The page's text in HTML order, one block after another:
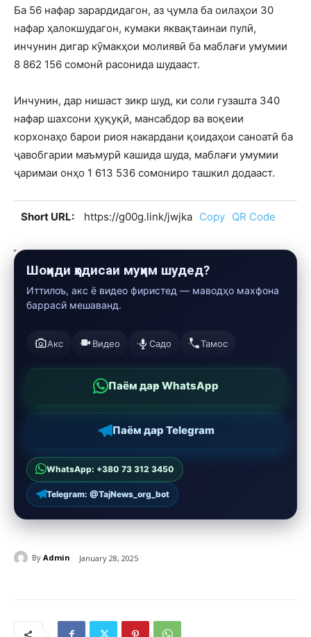
Ба 56 нафар зарардидагон, аз ҷумла ба оилаҳои 30
нафар ҳалокшудагон, кумаки яквақтаинаи пулӣ,
инчунин дигар кӯмакҳои молиявӣ ба маблағи умумии
8 862 156 сомонӣ расонида шудааст.
Инчунин, дар нишаст зикр шуд, ки соли гузашта 340
нафар шахсони ҳуқуқӣ, мансабдор ва воқеии
корхонаҳо барои риоя накардани қоидаҳои саноатӣ ба
ҷавобгарии маъмурӣ кашида шуда, маблағи умумии
ҷаримаи онҳо 1 613 536 сомониро ташкил додааст.
Short URL: https://g00g.link/jwjka Copy QR Code
Шоҳиди ҳодисаи муҳим шудед?
Иттилоъ, акс ё видео фиристед — маводҳо махфона
баррасӣ мешаванд.
Акс Видео Садо Тамос
Паём дар WhatsApp
Паём дар Telegram
WhatsApp: +380 73 312 3450
Telegram: @TajNews_org_bot
By Admin January 28, 2025